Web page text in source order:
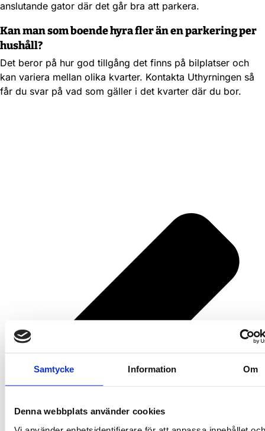
Samtycke Information Om
Denna webbplats använder cookies
anslutande gator där det går bra att parkera.
Kan man som boende hyra fler än en parkering per
hushåll?
Det beror på hur god tillgång det finns på bilplatser och
kan variera mellan olika kvarter. Kontakta Uthyrningen så
får du svar på vad som gäller i det kvarter där du bor.